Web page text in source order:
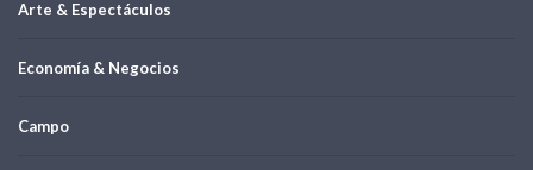
Arte & Espectáculos
Economía & Negocios
Campo